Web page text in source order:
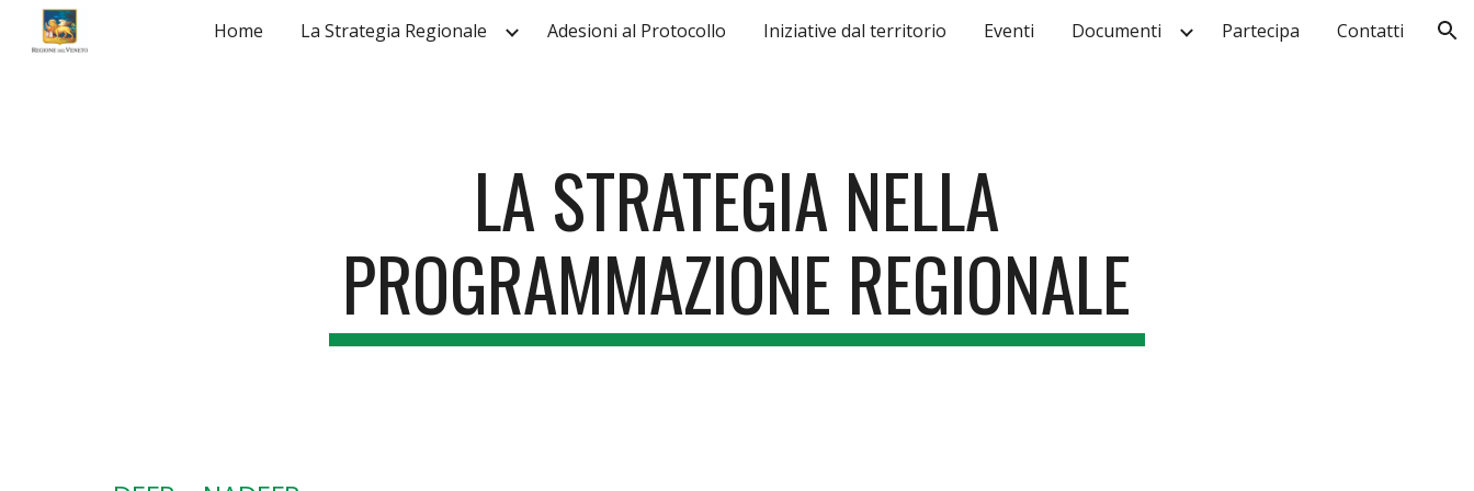
Skip to main content Skip to navigation
Home La Strategia Regionale Adesioni al Protocollo Iniziative dal territorio Eventi Documenti Partecipa Contatti
LA STRATEGIA NELLA
PROGRAMMAZIONE REGIONALE